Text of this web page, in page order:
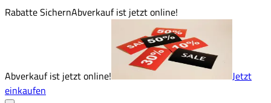
Rabatte SichernAbverkauf ist jetzt online!
Abverkauf ist jetzt online!
Jetzt
einkaufen